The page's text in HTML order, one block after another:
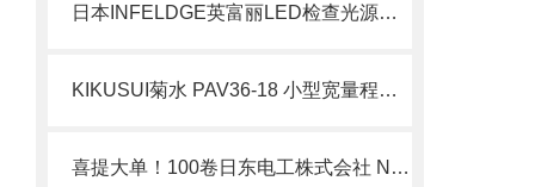
日本INFELDGE英富丽LED检查光源单元JIF245LED
​KIKUSUI菊水 PAV36-18 小型宽量程直流电源 介绍
喜提大单！100卷日东电工株式会社 Nitto 氢检测胶带 DX-2106H 50.8 x 4.57m